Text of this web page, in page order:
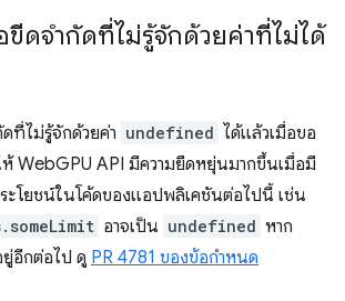
ดจำกัดที่ไม่รู้จักด้วยค่าที่ไม่ได้
ไม่รู้จักด้วยค่า undefined ได้แล้วเมื่อขอ
WebGPU API มีความยืดหยุ่นมากขึ้นเมื่อมี
ะโยชน์ในโค้ดของแอปพลิเคชันต่อไปนี้ เช่น
อาจเป็น undefined หาก
อีกต่อไป ดู PR 4781 ของข้อกำหนด